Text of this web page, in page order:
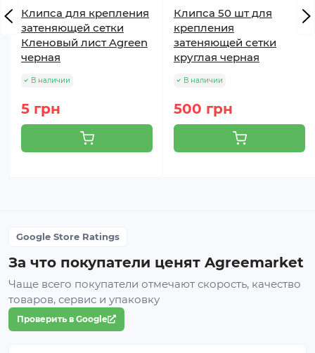
Клипса для крепления
затеняющей сетки
Кленовый лист Agreen
черная
В наличии
5 грн
Клипса 50 шт для
крепления
затеняющей сетки
круглая черная
В наличии
500 грн
Google Store Ratings
За что покупатели ценят Agreemarket
Чаще всего покупатели отмечают скорость, качество
товаров, сервис и упаковку
Проверить в Google